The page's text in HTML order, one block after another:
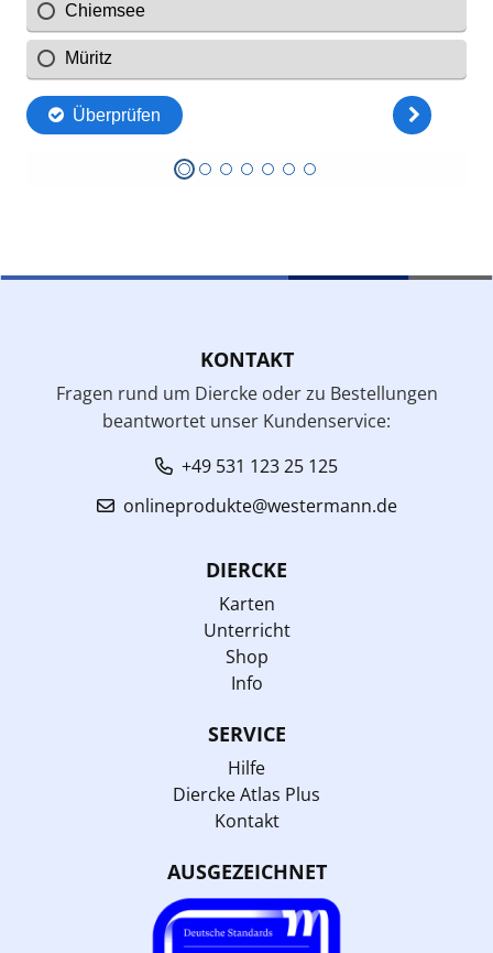
KONTAKT
Fragen rund um Diercke oder zu Bestellungen
beantwortet unser Kundenservice:
+49 531 123 25 125
onlineprodukte@westermann.de
DIERCKE
Karten
Unterricht
Shop
Info
SERVICE
Hilfe
Diercke Atlas Plus
Kontakt
AUSGEZEICHNET